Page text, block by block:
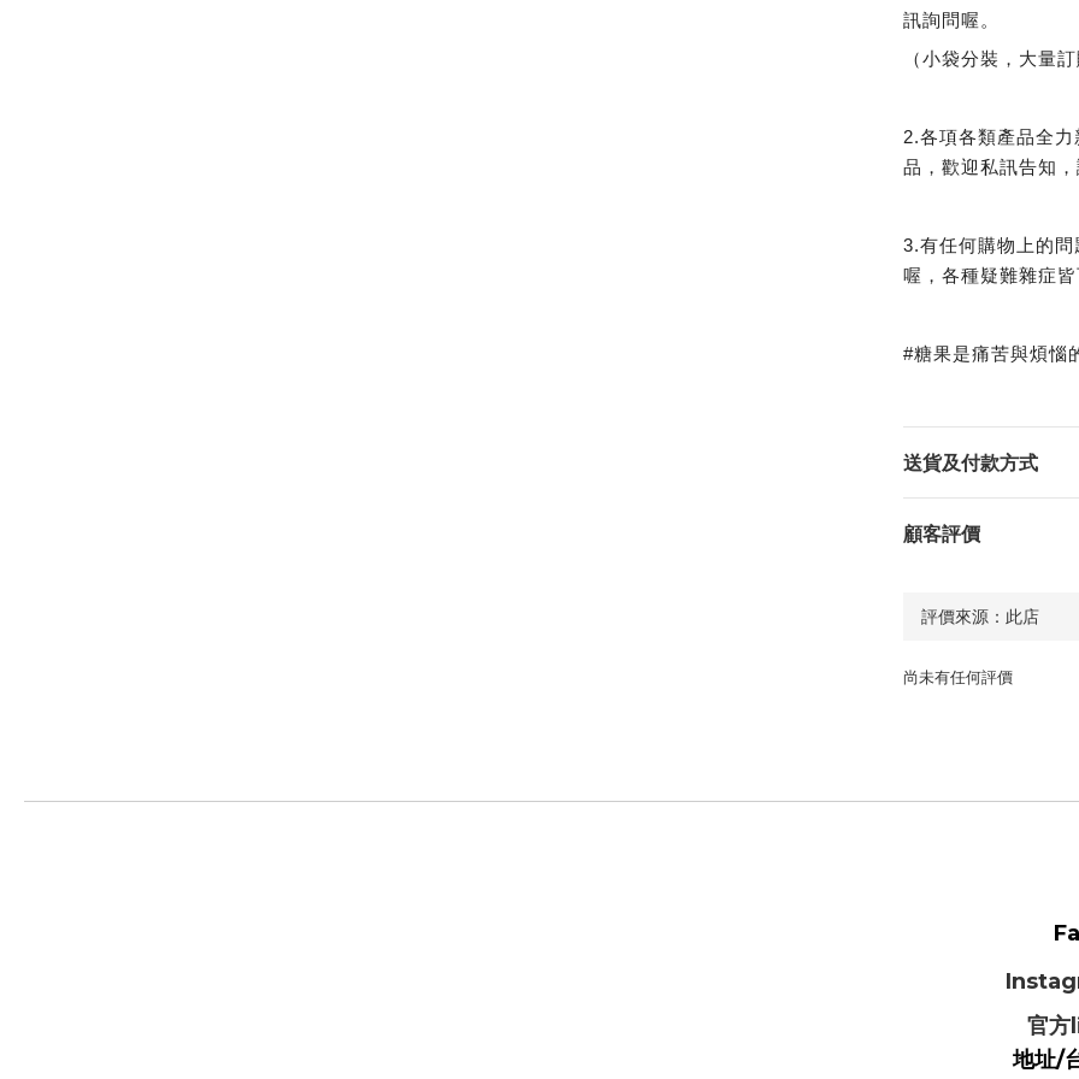
訊詢問喔。
（小袋分裝，大量
2.各項各類產品全
品，歡迎私訊告知
3.有任何購物上的
喔，各種疑難雜症
#糖果是痛苦與煩惱
送貨及付款方式
顧客評價
尚未有任何評價
官
地址/